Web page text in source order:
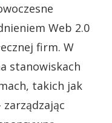
Web 2.0
firm. W
stanowiskach
takich jak